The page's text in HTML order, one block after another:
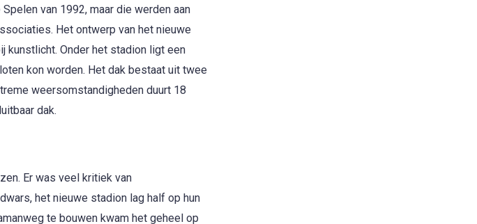
van 1992, maar die werden aan
Het ontwerp van het nieuwe
kunstlicht. Onder het stadion ligt een
kon worden. Het dak bestaat uit twee
weersomstandigheden duurt 18
dak.
Er was veel kritiek van
het nieuwe stadion lag half op hun
te bouwen kwam het geheel op